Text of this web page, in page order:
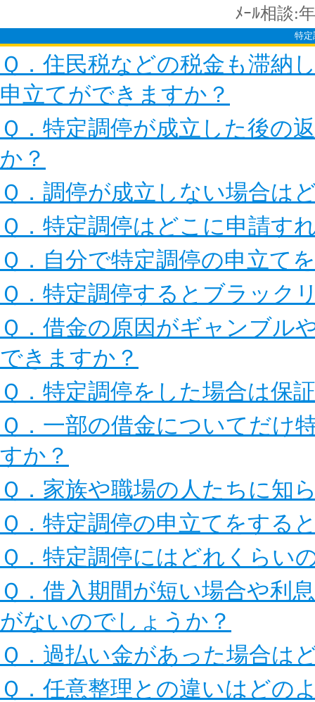
ﾒｰﾙ相談:
特定
Ｑ．住民税などの税金も滞納
申立てができますか？
Ｑ．特定調停が成立した後の
か？
Ｑ．調停が成立しない場合は
Ｑ．特定調停はどこに申請す
Ｑ．自分で特定調停の申立て
Ｑ．特定調停するとブラック
Ｑ．借金の原因がギャンブル
できますか？
Ｑ．特定調停をした場合は保
Ｑ．一部の借金についてだけ
すか？
Ｑ．家族や職場の人たちに知
Ｑ．特定調停の申立てをする
Ｑ．特定調停にはどれくらい
Ｑ．借入期間が短い場合や利
がないのでしょうか？
Ｑ．過払い金があった場合は
Ｑ．任意整理との違いはどの